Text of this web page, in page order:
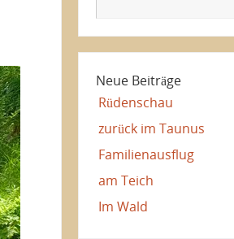
Neue Beiträge
Rüdenschau
zurück im Taunus
Familienausflug
am Teich
Im Wald